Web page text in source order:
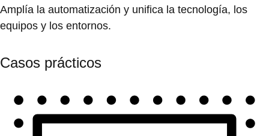
Amplía la automatización y unifica la tecnología, los
equipos y los entornos.
Casos prácticos